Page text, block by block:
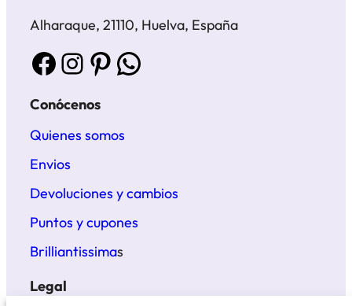
Alharaque, 21110, Huelva, España
Facebook Instagram Pinterest WhatsApp
Conócenos
Quienes somos
Envios
Devoluciones y cambios
Puntos y cupones
Brilliantissimas
Legal